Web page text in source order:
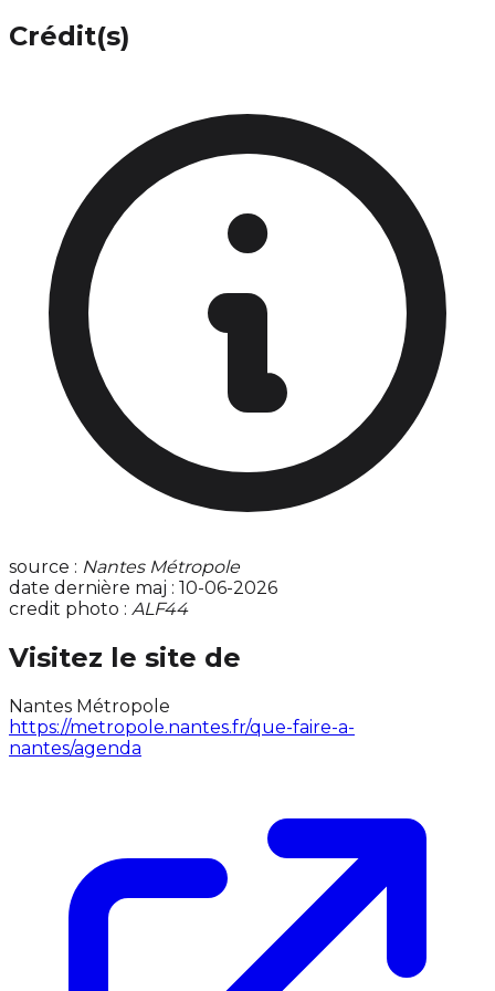
Crédit(s)
source : Nantes Métropole
date dernière maj : 10-06-2026
credit photo : ALF44
Visitez le site de
Nantes Métropole
https://metropole.nantes.fr/que-faire-a-
nantes/agenda